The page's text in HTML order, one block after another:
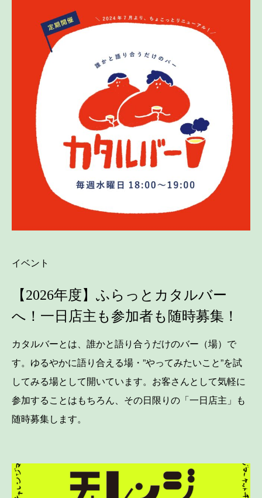
イベント
【2026年度】ふらっとカタルバー
へ！一日店主も参加者も随時募集！
カタルバーとは、誰かと語り合うだけのバー（場）で
す。ゆるやかに語り合える場・”やってみたいこと”を試
してみる場として開いています。お客さんとして気軽に
参加することはもちろん、その日限りの「一日店主」も
随時募集します。